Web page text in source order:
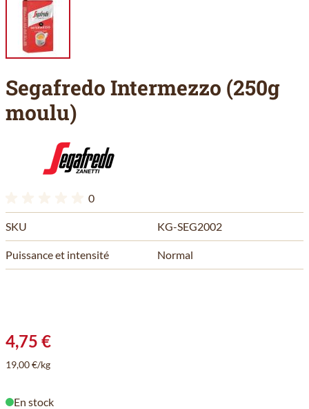
Segafredo Intermezzo (250g
moulu)
0
SKU KG-SEG2002
Puissance et intensité Normal
4,75 €
19,00 €/kg
En stock